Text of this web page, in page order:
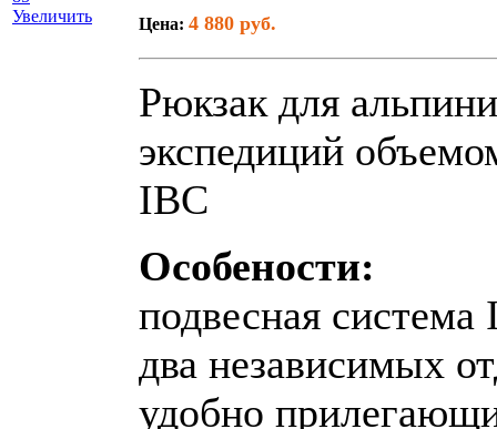
Увеличить Цена: 4 880 руб.
Рюкзак для
экспедиций
IBC
Особености:
подвесная система
два независимых
удобно